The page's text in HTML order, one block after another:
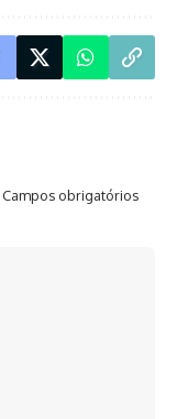
Campos obrigatórios